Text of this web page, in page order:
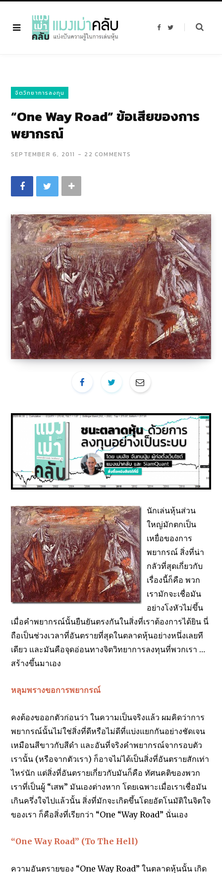
F
T
จิตวิทยาการลงทุน
“One Way Road” ข้อเสียของการ
พยากรณ์
SEPTEMBER 6, 2011 22 COMMENTS
นักเล่นหุ้นส่วน
ใหญ่มักตกเป็น
เหยื่อของการ
พยากรณ์ สิ่งที่น่า
กลัวที่สุดเกี่ยวกับ
เรื่องนี้ก็คือ พวก
เรามักจะเชื่อมัน
อย่างโงหัวไม่ขึ้น
เมื่อคำพยากรณ์นั้นยืนยันตรงกันในสิ่งที่เราต้องการได้ยิน นี่
ถือเป็นช่วงเวลาที่อันตรายที่สุดในตลาดหุ้นอย่างหนึ่งเลยที
เดียว และมันคือจุดอ่อนทางจิตวิทยาการลงทุนที่พวกเรา …
สร้างขึ้นมาเอง
หลุมพรางขอการพยากรณ์
คงต้องขออกตัวก่อนว่า ในความเป็นจริงแล้ว ผมคิดว่าการ
พยากรณ์นั้นไม่ใช่สิ่งที่ดีหรือไม่ดีที่แบ่งแยกกันอย่างชัดเจน
เหมือนสีขาวกับสีดำ และอันที่จริงคำพยากรณ์จากรอบตัว
เรานั้น (หรือจากตัวเรา) ก็อาจไม่ได้เป็นสิ่งที่อันตรายสักเท่า
ไหร่นัก แต่สิ่งที่อันตรายเกี่ยวกับมันก็คือ ทัศนคติของพวก
เราที่เป็นผู้ “เสพ” มันเองต่างหาก โดยเฉพาะเมื่อเราเชื่อมัน
เกินครึ่งใจไปแล้วนั้น สิ่งที่มักจะเกิดขึ้นโดยอัตโนมัติในจิตใจ
ของเรา ก็คือสิ่งที่เรียกว่า “One “Way Road” นั่นเอง
“One Way Road” (To The Hell)
ความอันตรายของ “One Way Road” ในตลาดหุ้นนั้น เกิด